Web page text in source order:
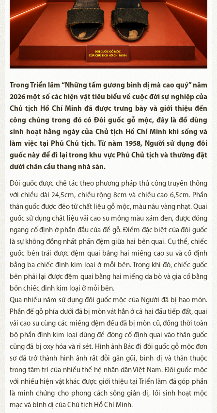
Trong Triển lãm “Những tấm gương bình dị mà cao quý” năm
2026 một số các hiện vật tiêu biểu về cuộc đời sự nghiệp của
Chủ tịch Hồ Chí Minh đã được trưng bày và giới thiệu đến
công chúng trong đó có Đôi guốc gỗ mộc, đây là đồ dùng
sinh hoạt hằng ngày của Chủ tịch Hồ Chí Minh khi sống và
làm việc tại Phủ Chủ tịch. Từ năm 1958, Người sử dụng đôi
guốc này để đi lại trong khu vực Phủ Chủ tịch và thường đặt
dưới chân cầu thang nhà sàn.
Đôi guốc được chế tác theo phương pháp thủ công truyền thống
với chiều dài 24,5cm, chiều rộng 8cm và chiều cao 6,5cm. Phần
thân guốc được đẽo từ chất liệu gỗ mộc, màu nâu vàng nhạt. Quai
guốc sử dụng chất liệu vải cao su mỏng màu xám đen, được đóng
ngang cố định ở phần đầu của đế gỗ. Điểm đặc biệt của đôi guốc
là sự không đồng nhất phần đệm giữa hai bên quai. Cụ thể, chiếc
guốc bên trái được đệm quai bằng hai miếng cao su và cố định
bằng ba chiếc đinh kim loại ở mỗi bên. Trong khi đó, chiếc guốc
bên phải lại được đệm quai bằng hai miếng da bò và gia cố bằng
bốn chiếc đinh kim loại ở mỗi bên.
Qua nhiều năm sử dụng đôi guốc mộc của Người đã bị hao mòn.
Phần đế gỗ phía dưới đã bị mòn vát hẳn ở cả hai đầu tiếp đất, quai
vải cao su cùng các miếng đệm đều đã bị mòn cũ, đồng thời toàn
bộ phần đinh kim loại dùng để đóng cố định quai vào thân guốc
cũng đã bị oxy hóa và rỉ sét. Hình ảnh Bác đi đôi guốc gỗ mộc đơn
sơ đã trở thành hình ảnh rất đỗi gần gũi, bình dị và thân thuộc
trong tâm trí của nhiều thế hệ nhân dân Việt Nam. Đôi guốc mộc
với nhiều hiện vật khác được giới thiệu tại Triển lãm đã góp phần
là minh chứng cho phong cách sống giản dị, lối sinh hoạt mộc
mạc và bình dị của Chủ tịch Hồ Chí Minh.